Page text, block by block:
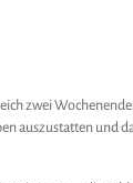
zwei
auszustatten und